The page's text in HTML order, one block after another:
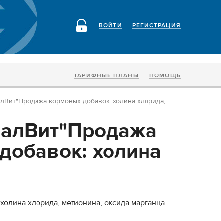
РЕГИСТРАЦИЯ
ВОЙТИ
ТАРИФНЫЕ ПЛАНЫ ПОМОЩЬ
кормовых добавок: холина хлорида,...
холина
хлорида, метионина, оксида марганца.